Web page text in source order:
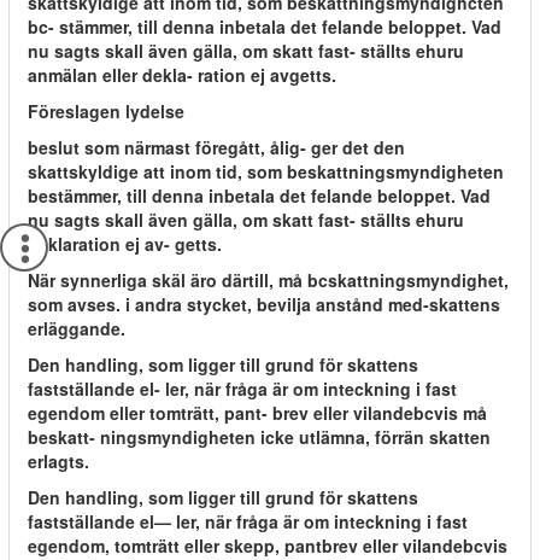
bc- stämmer, till denna inbetala det felande beloppet. Vad
nu sagts skall även gälla, om skatt fast- ställts ehuru
anmälan eller dekla- ration ej avgetts.
Föreslagen lydelse
beslut som närmast föregått, ålig- ger det den
skattskyldige att inom tid, som beskattningsmyndigheten
bestämmer, till denna inbetala det felande beloppet. Vad
nu sagts skall även gälla, om skatt fast- ställts ehuru
deklaration ej av- getts.
När synnerliga skäl äro därtill, må bcskattningsmyndighet,
som avses. i andra stycket, bevilja anstånd med-skattens
erläggande.
Den handling, som ligger till grund för skattens
fastställande el- ler, när fråga är om inteckning i fast
egendom eller tomträtt, pant- brev eller vilandebcvis må
beskatt- ningsmyndigheten icke utlämna, förrän skatten
erlagts.
Den handling, som ligger till grund för skattens
fastställande el— ler, när fråga är om inteckning i fast
egendom, tomträtt eller skepp, pantbrev eller vilandebcvis